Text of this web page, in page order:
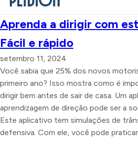
Aprenda a dirigir com
Fácil e rápido
setembro 11, 2024
Você sabia que 25% dos novos
primeiro ano? Isso mostra como é
dirigir bem antes de sair de casa. Um
aprendizagem de direção pode ser a
Este aplicativo tem simulações de
defensiva. Com ele, você pode